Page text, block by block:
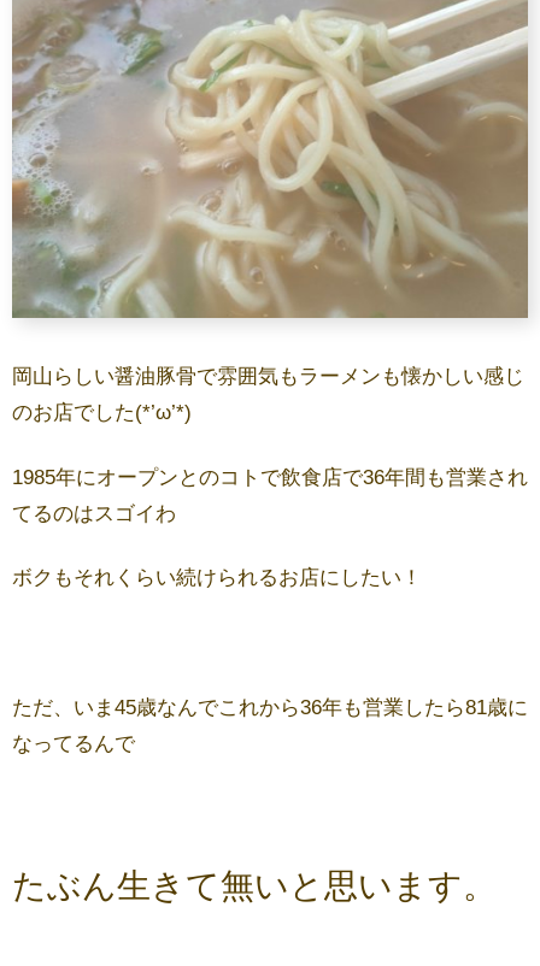
岡山らしい醤油豚骨で雰囲気もラーメンも懐かしい感じ
のお店でした(*’ω’*)
1985年にオープンとのコトで飲食店で36年間も営業され
てるのはスゴイわ
ボクもそれくらい続けられるお店にしたい！
ただ、いま45歳なんでこれから36年も営業したら81歳に
なってるんで
たぶん生きて無いと思います。